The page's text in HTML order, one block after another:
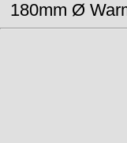
180mm Ø